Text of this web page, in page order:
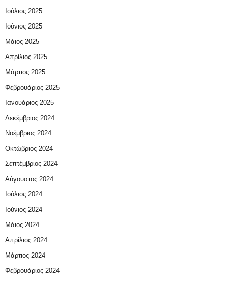
Ιούλιος 2025
Ιούνιος 2025
Μάιος 2025
Απρίλιος 2025
Μάρτιος 2025
Φεβρουάριος 2025
Ιανουάριος 2025
Δεκέμβριος 2024
Νοέμβριος 2024
Οκτώβριος 2024
Σεπτέμβριος 2024
Αύγουστος 2024
Ιούλιος 2024
Ιούνιος 2024
Μάιος 2024
Απρίλιος 2024
Μάρτιος 2024
Φεβρουάριος 2024